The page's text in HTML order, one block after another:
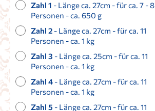
Zahl 1 - Länge ca. 27cm - für ca. 7 - 8
Personen - ca. 650 g
Zahl 2 - Länge ca. 27cm - für ca. 11
Personen - ca. 1 kg
Zahl 3 - Länge ca. 25cm - für ca. 11
Personen - ca. 1 kg
Zahl 4 - Länge ca. 27cm - für ca. 11
Personen - ca. 1 kg
Zahl 5 - Länge ca. 27cm - für ca. 11